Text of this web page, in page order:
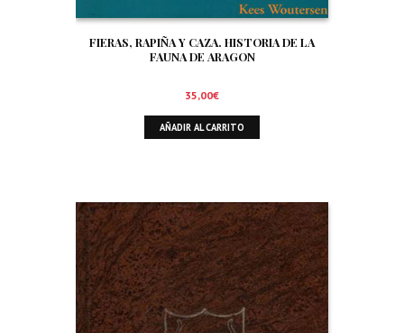
FIERAS, RAPIÑA Y CAZA. HISTORIA DE LA
FAUNA DE ARAGON
35,00€
AÑADIR AL CARRITO